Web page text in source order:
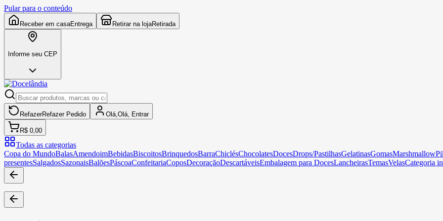
Pular para o conteúdo
Receber em casaEntrega Retirar na lojaRetirada
Informe seu CEP
RefazerRefazer Pedido Olá, Olá, Entrar
R$ 0,00
Todas as categorias
Copa do MundoBalasAmendoimBebidasBiscoitosBrinquedosBarraChiclésChocolatesDocesDrops/PastilhasGelatinasGomasMarshmallow
presentesSalgadosSazonaisBalõesPáscoaConfeitariaCoposDecoraçãoDescartáveisEmbalagem para DocesLancheirasTemasVelasCategoria